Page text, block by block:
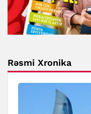
Rəsmi Xronika